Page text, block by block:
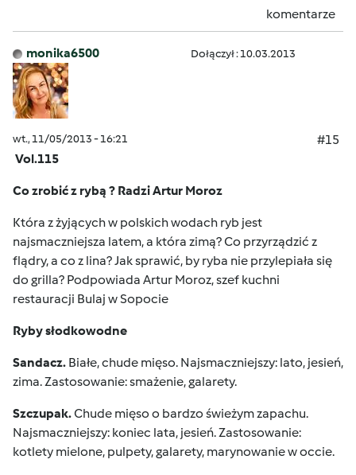
komentarze
monika6500 Dołączył : 10.03.2013
wt., 11/05/2013 - 16:21
#15
Vol.115
Co zrobić z rybą ? Radzi Artur Moroz
Która z żyjących w polskich wodach ryb jest
najsmaczniejsza latem, a która zimą? Co przyrządzić z
flądry, a co z lina? Jak sprawić, by ryba nie przylepiała się
do grilla? Podpowiada Artur Moroz, szef kuchni
restauracji Bulaj w Sopocie
Ryby słodkowodne
Sandacz. Białe, chude mięso. Najsmaczniejszy: lato, jesień,
zima. Zastosowanie: smażenie, galarety.
Szczupak.Chude mięso o bardzo świeżym zapachu.
Najsmaczniejszy: koniec lata, jesień. Zastosowanie:
kotlety mielone, pulpety, galarety, marynowanie w occie.